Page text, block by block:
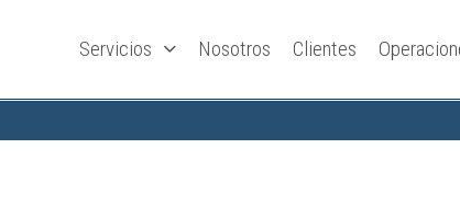
Servicios Nosotros Clientes